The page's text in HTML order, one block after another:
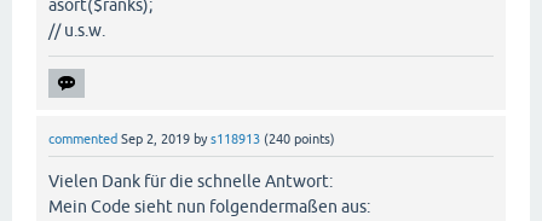
asort($ranks);
// u.s.w.
commented Sep 2, 2019 bys118913 (240 points)
Vielen Dank für die schnelle Antwort:
Mein Code sieht nun folgendermaßen aus: